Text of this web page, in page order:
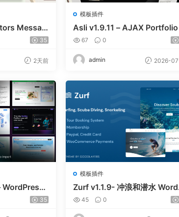
Messag
Wor
35
2天前
模板插件
Asli v1.9.11 – AJAX Portfolio
ementor WordPress Theme
67 0
admin 2026-
35
模板插件
Zurf v1.1.9- 冲浪和潜水
ess主题
45 0